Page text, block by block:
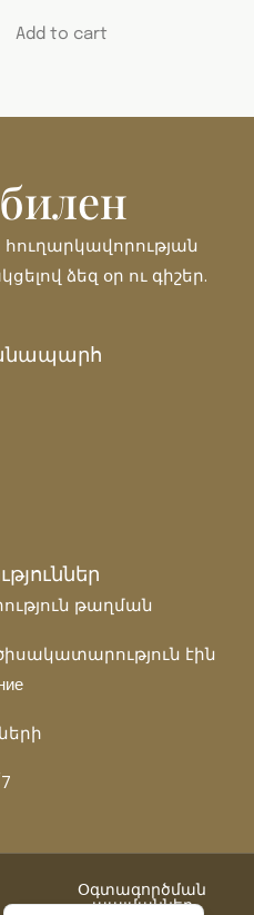
Add to cart
ձեզ օր ու գիշեր.
թաղման
էին
Օգտագործման
պայմաններ
Nederlands
Dansk
Türkçe